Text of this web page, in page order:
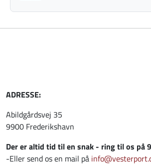
ADRESSE:
Abildgårdsvej 35
9900 Frederikshavn
Der er altid tid til en snak - ring til os på
-Eller send os en mail på